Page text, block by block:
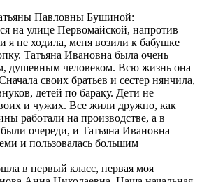
Павловны Бушиной:
на улице Первомайской, напротив
я не ходила, меня возили к бабушке
Татьяна Ивановна была очень
душевным человеком. Всю жизнь она
своих братьев и сестер нянчила,
детей по бараку. Дети не
и чужих. Все жили дружно, как
работали на производстве, а в
очереди, и Татьяна Ивановна
и пользовалась большим
в первый класс, первая моя